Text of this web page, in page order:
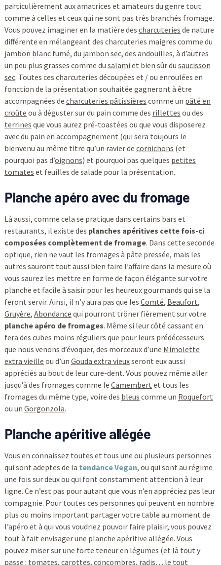
particulièrement aux amatrices et amateurs du genre tout
comme à celles et ceux qui ne sont pas très branchés fromage.
Vous pouvez imaginer en la matière des charcuteries de nature
différente en mélangeant des charcuteries maigres comme du
jambon blanc fumé, du jambon sec, des andouilles, à d’autres
un peu plus grasses comme du salami et bien sûr du saucisson
sec. Toutes ces charcuteries découpées et / ou enroulées en
fonction de la présentation souhaitée gagneront à être
accompagnées de charcuteries pâtissières comme un pâté en
croûte ou à déguster sur du pain comme des rillettes ou des
terrines que vous aurez pré-toastées ou que vous disposerez
avec du pain en accompagnement (qui sera toujours le
bienvenu au même titre qu’un ravier de cornichons (et
pourquoi pas d’oignons) et pourquoi pas quelques petites
tomates et feuilles de salade pour la présentation.
Planche apéro avec du fromage
Là aussi, comme cela se pratique dans certains bars et
restaurants, il existe des planches apéritives cette fois-ci
composées complètement de fromage. Dans cette seconde
optique, rien ne vaut les fromages à pâte pressée, mais les
autres sauront tout aussi bien faire l’affaire dans la mesure où
vous saurez les mettre en forme de façon élégante sur votre
planche et facile à saisir pour les heureux gourmands qui se la
feront servir. Ainsi, il n’y aura pas que les Comté, Beaufort,
Gruyère, Abondance qui pourront trôner fièrement sur votre
planche apéro de fromages. Même si leur côté cassant en
fera des cubes moins réguliers que pour leurs prédécesseurs
que nous venons d’évoquer, des morceaux d’une Mimolette
extra vieille ou d’un Gouda extra vieuxseront eux aussi
appréciés au bout de leur cure-dent. Vous pouvez même aller
jusqu’à des fromages comme le Camembert et tous les
fromages du même type, voire des bleus comme un Roquefort
ou un Gorgonzola.
Planche apéritive allégée
Vous en connaissez toutes et tous une ou plusieurs personnes
qui sont adeptes de la tendance Vegan, ou qui sont au régime
une fois sur deux ou qui font constamment attention à leur
ligne. Ce n’est pas pour autant que vous n’en appréciez pas leur
compagnie. Pour toutes ces personnes qui peuvent en nombre
plus ou moins important partager votre table au moment de
l’apéro et à qui vous voudriez pouvoir faire plaisir, vous pouvez
tout à fait envisager une planche apéritive allégée. Vous
pouvez miser sur une forte teneur en légumes (et là tout y
passe : tomates, carottes, concombres, radis… le tout